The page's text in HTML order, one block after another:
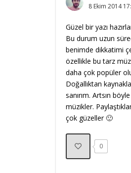
8 Ekim 2014
Güzel bir yazı
Bu durum uzun
benimde dikkatimi
özellikle bu tarz
daha çok popüler
Doğallıktan
sanırım. Artsın böyle
müzikler.
çok güzeller 🙂
0